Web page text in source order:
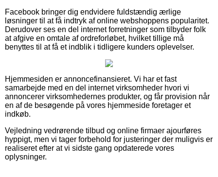
Facebook bringer dig endvidere fuldstændig ærlige
løsninger til at få indtryk af online webshoppens popularitet.
Derudover ses en del internet forretninger som tilbyder folk
at afgive en omtale af ordreforløbet, hvilket tillige må
benyttes til at få et indblik i tidligere kunders oplevelser.
Hjemmesiden er annoncefinansieret. Vi har et fast
samarbejde med en del internet virksomheder hvori vi
annoncerer virksomhedernes produkter, og får provision når
en af de besøgende på vores hjemmeside foretager et
indkøb.
Vejledning vedrørende tilbud og online firmaer ajourføres
hyppigt, men vi tager forbehold for justeringer der muligvis er
realiseret efter at vi sidste gang opdaterede vores
oplysninger.